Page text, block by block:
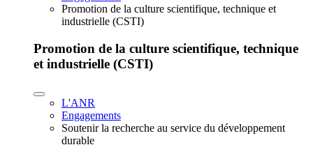
Promotion de la culture scientifique, technique et
industrielle (CSTI)
Promotion de la culture scientifique, technique
et industrielle (CSTI)
L'ANR
Engagements
Soutenir la recherche au service du développement
durable